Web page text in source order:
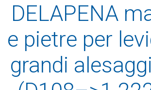
DELAPENA
e pietre per
grandi